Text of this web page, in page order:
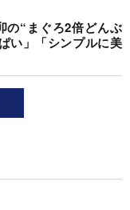
の“まぐろ2倍どんぶ
い」「シンプルに美